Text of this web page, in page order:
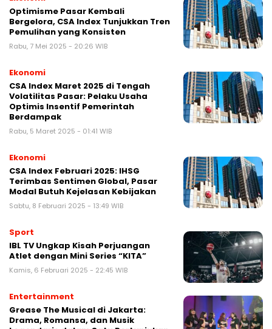
Optimisme Pasar Kembali
Bergelora, CSA Index Tunjukkan Tren
Pemulihan yang Konsisten
Rabu, 7 Mei 2025 - 20:26 WIB
Ekonomi
CSA Index Maret 2025 di Tengah
Volatilitas Pasar: Pelaku Usaha
Optimis Insentif Pemerintah
Berdampak
Rabu, 5 Maret 2025 - 01:41 WIB
Ekonomi
CSA Index Februari 2025: IHSG
Terimbas Sentimen Global, Pasar
Modal Butuh Kejelasan Kebijakan
Sabtu, 8 Februari 2025 - 13:49 WIB
Sport
IBL TV Ungkap Kisah Perjuangan
Atlet dengan Mini Series “KITA”
Kamis, 6 Februari 2025 - 22:45 WIB
Entertainment
Grease The Musical di Jakarta:
Drama, Romansa, dan Musik